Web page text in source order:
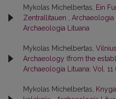
Mykolas Michelbertas,
Ein
Zentrallitauen
Archaeologia
Archaeologia Lituana
Mykolas Michelbertas,
Archaeology (from the
Archaeologia Lituana: Vol.
Mykolas Michelbertas,